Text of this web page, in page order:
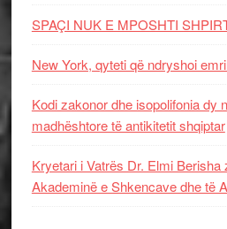
SPAÇI NUK E MPOSHTI
New York, qyteti që ndryshoi
Kodi zakonor dhe isopolifonia dy
madhështore të antikitetit shqiptar
Kryetari i Vatrës Dr. Elmi Berisha
Akademinë e Shkencave dhe të